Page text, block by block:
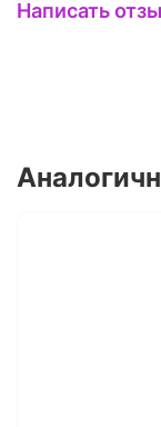
Написать